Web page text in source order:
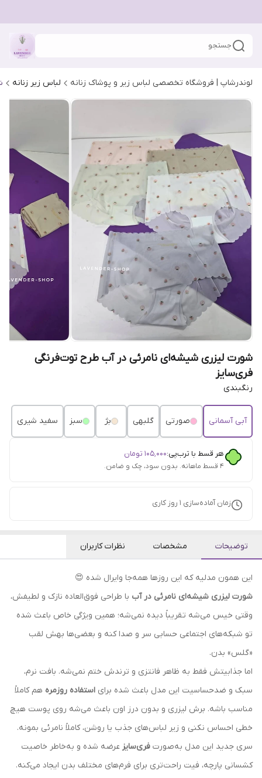
جستجو
لوندرشاپ | فروشگاه تخصصی لباس زیر و پوشاک زنانه لباس زیر زنانه
شورت لیزری شیشه‌ای نامرئی در آب طرح توت‌فرنگی
فری‌سایز
رنگبندی
آبی آسمانی صورتی گلبهی بژ سبز سفید شیری
هر قسط با ترب‌پی:۱۰۵٬۰۰۰ تومان
۴ قسط ماهانه. بدون سود، چک و ضامن.
زمان آماده‌سازی 1 روز کاری
توضیحات مشخصات نظرات کاربران
این همون مدلیه که این روزها همه‌جا وایرال شده 😍
شورت لیزری شیشه‌ای نامرئی در آب با طراحی فوق‌العاده نازک و لطیفش،
وقتی خیس می‌شه تقریباً دیده نمی‌شه؛ همین ویژگی خاص باعث شده
تو شبکه‌های اجتماعی حسابی سر و صدا کنه و بعضی‌ها بهش لقب
«گلس» بدن.
اما جذابیتش فقط به ظاهر فانتزی و ترندش ختم نمی‌شه. بافت نرم،
سبک و ضدحساسیت این مدل باعث شده برای استفاده روزمره هم کاملاً
مناسب باشه. برش لیزری و بدون درز اون باعث می‌شه روی پوست هیچ
خطی احساس نکنی و زیر لباس‌های جذب یا روشن، کاملاً نامرئی بمونه.
سری جدید این مدل به‌صورت فری‌سایز عرضه شده و به‌خاطر خاصیت
کشسانی پارچه، فیت راحت‌تری برای فرم‌های مختلف بدن ایجاد می‌کنه.